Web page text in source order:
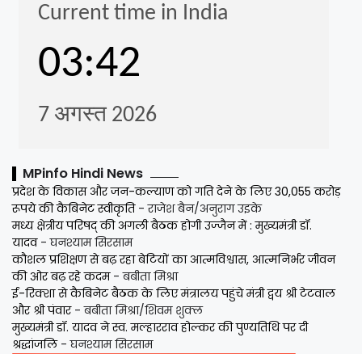
MPinfo Hindi News
प्रदेश के विकास और जन-कल्याण को गति देने के लिए 30,055 करोड़
रूपये की कैबिनेट स्वीकृति- राजेश बैन/अनुराग उइके
मध्य क्षेत्रीय परिषद् की अगली बैठक होगी उज्जैन में : मुख्यमंत्री डॉ.
यादव- घनश्याम सिरसाम
कौशल प्रशिक्षण से बढ़ रहा बेटियों का आत्मविश्वास, आत्मनिर्भर जीवन
की ओर बढ़ रहे कदम- बबीता मिश्रा
ई-रिक्शा से कैबिनेट बैठक के लिए मंत्रालय पहुंचे मंत्री द्वय श्री टेटवाल
और श्री पंवार- बबीता मिश्रा/शिवम शुक्ल
मुख्यमंत्री डॉ. यादव ने स्व. मल्हारराव होल्कर की पुण्यतिथि पर दी
श्रद्धांजलि- घनश्याम सिरसाम